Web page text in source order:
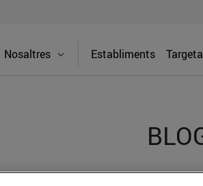
Nosaltres Establiments